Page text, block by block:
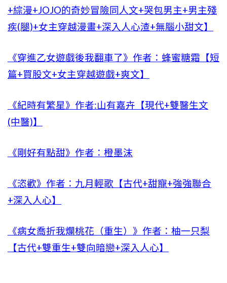
+綜漫+JOJO的奇妙冒險同人文+哭包男主+男主殘
疾(腿)+女主穿越漫畫+深入人心渣+無腦小甜文】
《穿進乙女遊戲後我翻車了》作者：蜂蜜糖霜【短
篇+買股文+女主穿越遊戲+爽文】
《紀時有繁星》作者:山有嘉卉【現代+雙醫生文
(中醫)】
《剛好有點甜》作者：橙墨沫
《恣歡》作者：九月輕歌【古代+甜寵+強強聯合
+深入人心】
《病女喬折我爛桃花（重生）》作者：柚一只梨
【古代+雙重生+雙向暗戀+深入人心】